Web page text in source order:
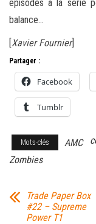
épisodes à la série
balance…
[Xavier Fournier]
Partager :
Facebook
Tumblr
Mots-clés AMC
Zombies
Trade Paper Box
#22 – Supreme
Power T1